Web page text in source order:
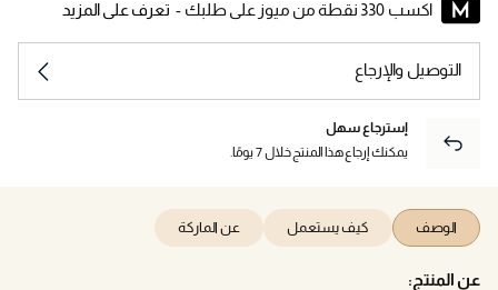
اكسب 330 نقطة من ميوز على طلبك - تعرف على المزيد
التوصيل والإرجاع
إسترجاع سهل
يمكنك إرجاع هذا المنتج خلال 7 يومًا.
الوصف كيف يستعمل عن الماركة
عن المنتج: